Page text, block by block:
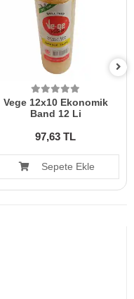
Vege 12x10 Ekonomik
Band 12 Li
97,63 TL
Sepete Ekle